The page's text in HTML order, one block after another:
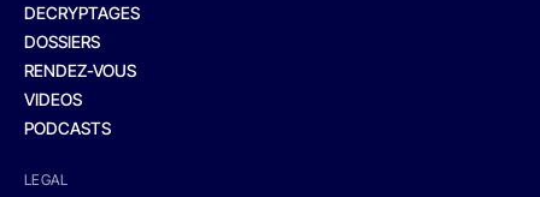
DECRYPTAGES
DOSSIERS
RENDEZ-VOUS
VIDEOS
PODCASTS
LEGAL